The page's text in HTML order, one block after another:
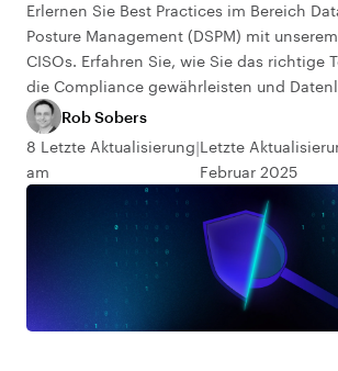
Erlernen Sie Best Practices im Bereich
Posture Management (DSPM) mit
CISOs. Erfahren Sie, wie Sie das richtige
die Compliance gewährleisten und
Rob Sobers
8 Letzte Aktualisierung
am
Letzte
Februar 2025